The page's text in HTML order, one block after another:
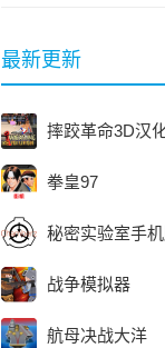
最新更新
摔跤革命3D汉
拳皇97
秘密实验室手
战争模拟器
航母决战大洋